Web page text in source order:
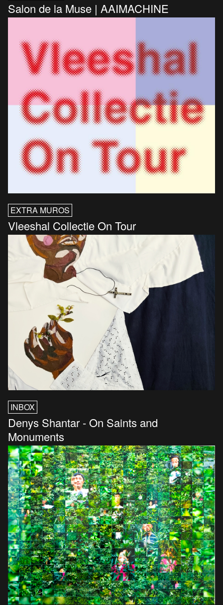
Salon de la Muse | AAIMACHINE
EXTRA MUROS
Vleeshal Collectie On Tour
INBOX
Denys Shantar - On Saints and
Monuments